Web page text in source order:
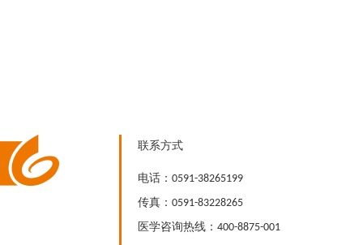
联系方式
电话：0591-38265199
传真：0591-83228265
医学咨询热线：400-8875-001